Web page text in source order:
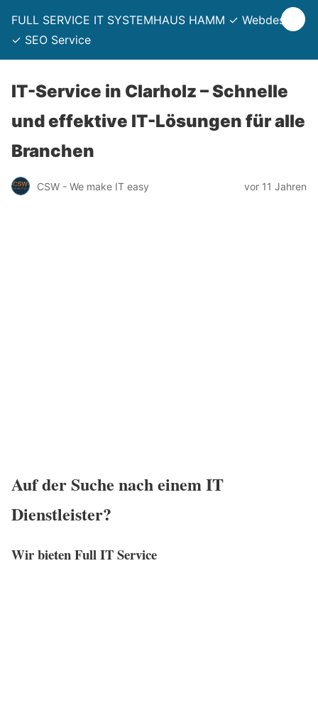
FULL SERVICE IT SYSTEMHAUS HAMM ✓ Webdesign
✓ SEO Service
IT-Service in Clarholz – Schnelle
und effektive IT-Lösungen für alle
Branchen
CSW - We make IT easy vor 11 Jahren
Auf der Suche nach einem IT
Dienstleister?
Wir bieten Full IT Service